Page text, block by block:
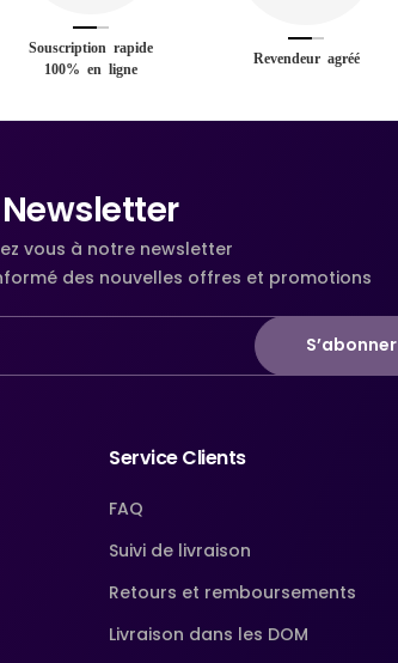
Souscription rapide
100% en ligne
Revendeur agréé
Newsletter
vous à notre newsletter
des nouvelles offres et promotions
S’abonner
Service Clients
FAQ
Suivi de livraison
Retours et remboursements
Livraison dans les DOM